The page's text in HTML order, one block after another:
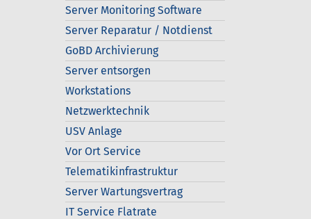
Server Monitoring Software
Server Reparatur / Notdienst
GoBD Archivierung
Server entsorgen
Workstations
Netzwerktechnik
USV Anlage
Vor Ort Service
Telematikinfrastruktur
Server Wartungsvertrag
IT Service Flatrate